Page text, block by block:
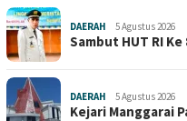
DAERAH 5 Agustus 2026
Sambut HUT RI
DAERAH 5 Agustus 2026
Kejari Manggarai